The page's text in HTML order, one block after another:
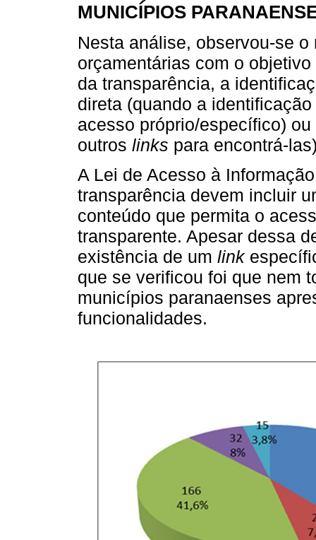
MUNICÍPIOS
Nesta análise, observou-se
orçamentárias com o
da transparência, a
direta (quando a
acesso próprio/específico)
outros links para encontrá-
A Lei de Acesso à
transparência devem incluir
conteúdo que permita o
transparente. Apesar dessa
existência de um link
que se verificou foi que nem
municípios paranaenses
funcionalidades.